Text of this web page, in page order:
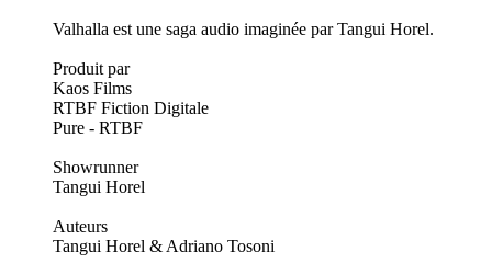
Valhalla est une saga audio imaginée par Tangui Horel.
Produit par
Kaos Films
RTBF Fiction Digitale
Pure - RTBF
Showrunner
Tangui Horel
Auteurs
Tangui Horel & Adriano Tosoni